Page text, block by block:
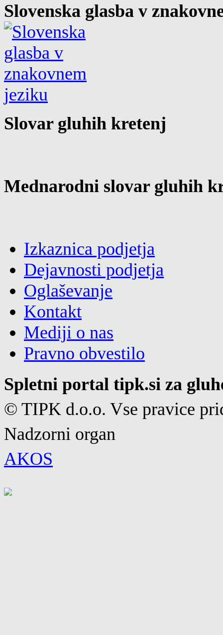
Slovenska glasba v
Slovar gluhih kretenj
Mednarodni slovar gluhih
Izkaznica podjetja
Dejavnosti podjetja
Oglaševanje
Kontakt
Mediji o nas
Pravno obvestilo
Spletni portal tipk.si za
© TIPK d.o.o. Vse pravice
Nadzorni organ
AKOS